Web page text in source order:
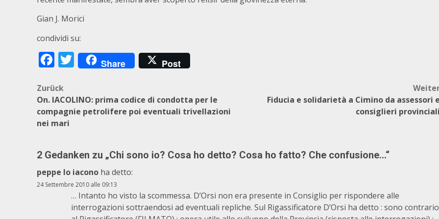
Gian J. Morici
condividi su:
Facebook
Twitter
Share Post
Beitragsnavigation
Zurück
On. IACOLINO: prima codice di condotta per le
compagnie petrolifere poi eventuali trivellazioni
nei mari
Fiducia e solidarietà a Cimino da assessori e
consiglieri provinciali
2 Gedanken zu „Chi sono io? Cosa ho detto? Cosa ho fatto? Che confusione…“
peppe lo iacono ha detto:
24 Settembre 2010 alle 09:13
… Intanto ho visto la scommessa. D’Orsi non era presente in Consiglio per rispondere alle
interrogazioni sottraendosi ad eventuali repliche. Sul Rigassificatore D’Orsi ha detto : sono contrario